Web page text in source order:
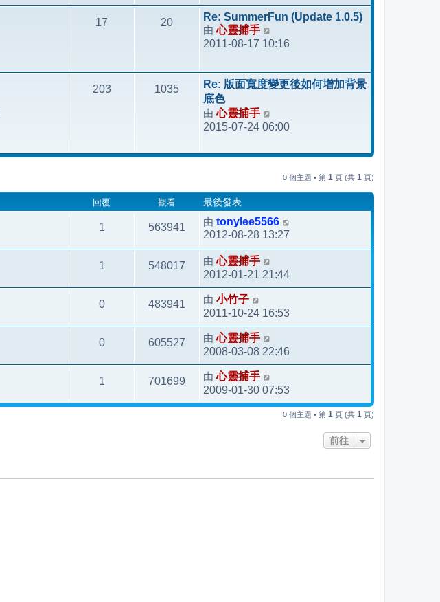
最
後
發
17 20
Re: SummerFun (Update 1.0.5)
由心靈捕手
視
後
發
2011-08-17 10:16
203 1035
Re: 版面寬度變更後如何增加背景
底色
由心靈捕手
視
後
表
2015-07-24 06:00
0 個主題 • 第 1 頁 (共 1 頁)
回覆 觀看 最後發表
1 563941 由 tonylee5566
2012-08-28 13:27
1 548017 由心靈捕手
2012-01-21 21:44
0 483941 由 小竹子
2011-10-24 16:53
0 605527 由心靈捕手
2008-03-08 22:46
1 701699 由心靈捕手
2009-01-30 07:53
0 個主題 • 第 1 頁 (共 1 頁)
前往